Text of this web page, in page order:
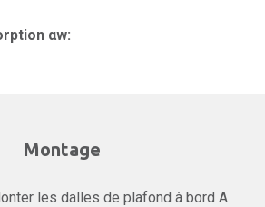
αw:
Montage
les dalles de plafond à bord A